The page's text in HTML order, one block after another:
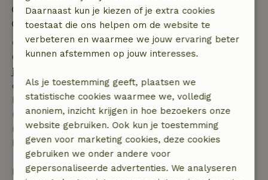
Uitchecken: 07:00- 11:00
Contactloos verblijf mogelijk
Gratis annuleren binnen 7 dagen
Gratis annuleren binnen 7 dagen na bevestiging van
je boeking, bij een boekingsaanvraag meer dan 28
dagen voor aanvang. Bij een boeking met aanvang
binnen 28 dagen geldt gratis annuleren binnen 24
uur. Bij annulering binnen gestelde periode heb je
recht op volledige terugbetaling van het
boekingsbedrag.
Daarna krijg je een deel van de reissom en 100% van
Daarnaast kun je kiezen of je extra cookies
toestaat die ons helpen om de website te
verbeteren en waarmee we jouw ervaring beter
kunnen afstemmen op jouw interesses.
Als je toestemming geeft, plaatsen we
statistische cookies waarmee we, volledig
anoniem, inzicht krijgen in hoe bezoekers onze
website gebruiken. Ook kun je toestemming
geven voor marketing cookies, deze cookies
gebruiken we onder andere voor
gepersonaliseerde advertenties. We analyseren